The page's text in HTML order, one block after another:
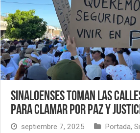
Sinaloenses toman las
para clamar por paz y
septiembre 7, 2025 Portada,